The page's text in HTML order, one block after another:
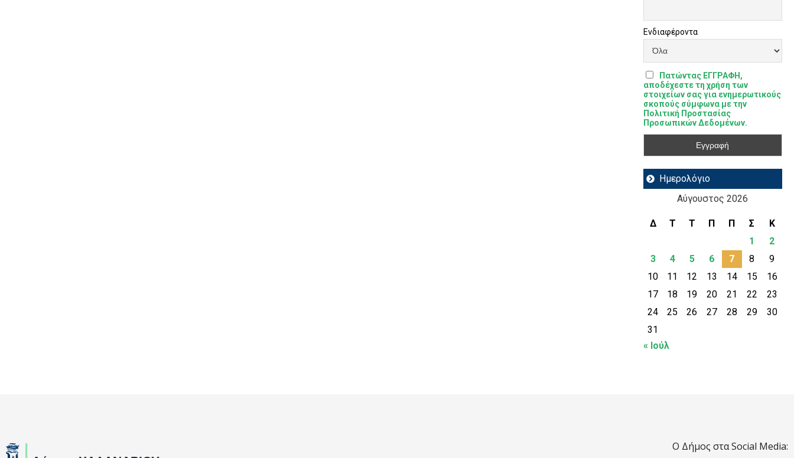
Ενδιαφέροντα
Πατώντας ΕΓΓΡΑΦΗ,
αποδέχεστε τη χρήση των
στοιχείων σας για ενημερωτικούς
σκοπούς σύμφωνα με την
Πολιτική Προστασίας
Προσωπικών Δεδομένων.
Ημερολόγιο
Αύγουστος 2026
Δ Τ Τ Π Π Σ
Κ
1
2
3
4 5 6 7 8
9
10
11 12 13 14 15
16
17
18 19 20 21 22
23
24
25 26 27 28 29
30
31
« Ιούλ
Ο Δήμος στα Social Media: